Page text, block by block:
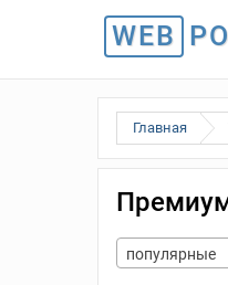
WEB
Главная
популярные